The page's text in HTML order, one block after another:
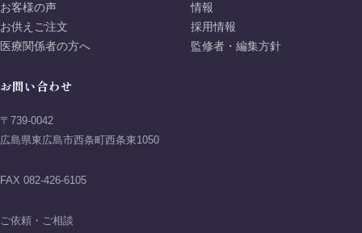
お客様の声
お供えご注文
医療関係者の方へ
情報
採用情報
監修者・編集方針
お問い合わせ
〒739-0042
広島県東広島市西条町西条東1050
FAX 082-426-6105
ご依頼・ご相談